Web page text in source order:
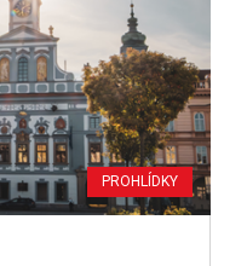
PROHLÍDKY